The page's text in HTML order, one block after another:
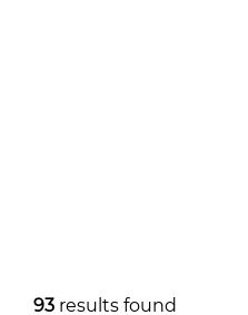
93 results found